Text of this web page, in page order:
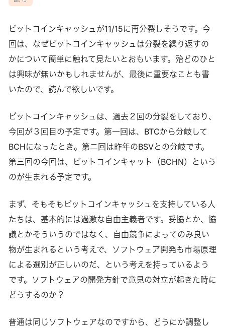
ビットコインキャッシュが11/15に再分裂しそうです。今
回は、なぜビットコインキャッシュは分裂を繰り返すの
かについて簡単に触れて見たいとおもいます。殆どのひと
は興味が無いかもしれませんが、最後に重要なことも書
いたので、読んで欲しいです。
ビットコインキャッシュは、過去２回の分裂をしており、
今回が３回目の予定です。第一回は、BTCから分岐して
BCHになったとき。第二回は昨年のBSVとの分岐です。
第三回の今回は、ビットコインキャット（BCHN）という
のが生まれる予定です。
まず、そもそもビットコインキャッシュを支持している人
たちは、基本的には過激な自由主義者です。妥協とか、協
議とかそういうのではなく、自由競争によってのみ良い
物が生まれるという考えで、ソフトウェア開発も市場原理
による選別が正しいのだ、という考えを持っているよう
です。ソフトウェアの開発方針で意見の対立が起きた時に
どうするのか？
普通は同じソフトウェアなのですから、どうにか調整し